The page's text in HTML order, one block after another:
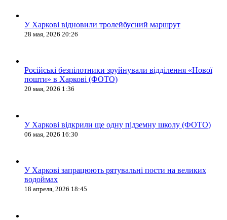
У Харкові відновили тролейбусний маршрут
28 мая, 2026 20:26
Російські безпілотники зруйнували відділення «Нової
пошти» в Харкові (ФОТО)
20 мая, 2026 1:36
У Харкові відкрили ще одну підземну школу (ФОТО)
06 мая, 2026 16:30
У Харкові запрацюють рятувальні пости на великих
водоймах
18 апреля, 2026 18:45